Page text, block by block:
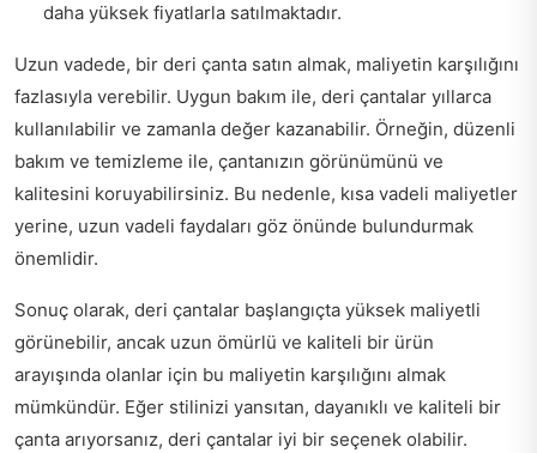
daha yüksek fiyatlarla satılmaktadır.
Uzun vadede, bir deri çanta satın almak, maliyetin karşılığını
fazlasıyla verebilir. Uygun bakım ile, deri çantalar yıllarca
kullanılabilir ve zamanla değer kazanabilir. Örneğin, düzenli
bakım ve temizleme ile, çantanızın görünümünü ve
kalitesini koruyabilirsiniz. Bu nedenle, kısa vadeli maliyetler
yerine, uzun vadeli faydaları göz önünde bulundurmak
önemlidir.
Sonuç olarak, deri çantalar başlangıçta yüksek maliyetli
görünebilir, ancak uzun ömürlü ve kaliteli bir ürün
arayışında olanlar için bu maliyetin karşılığını almak
mümkündür. Eğer stilinizi yansıtan, dayanıklı ve kaliteli bir
çanta arıyorsanız, deri çantalar iyi bir seçenek olabilir.